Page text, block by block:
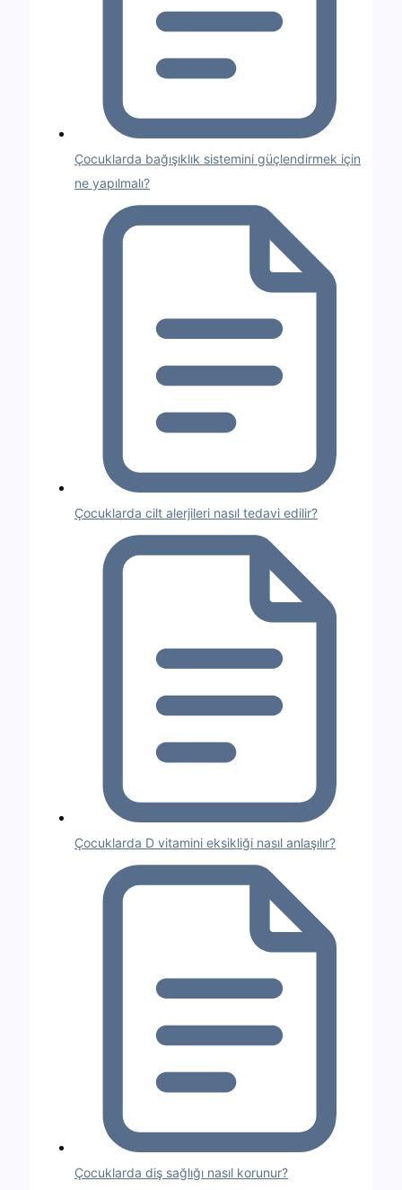
Çocuklarda bağışıklık sistemini güçlendirmek için
ne yapılmalı?
Çocuklarda cilt alerjileri nasıl tedavi edilir?
Çocuklarda D vitamini eksikliği nasıl anlaşılır?
Çocuklarda diş sağlığı nasıl korunur?